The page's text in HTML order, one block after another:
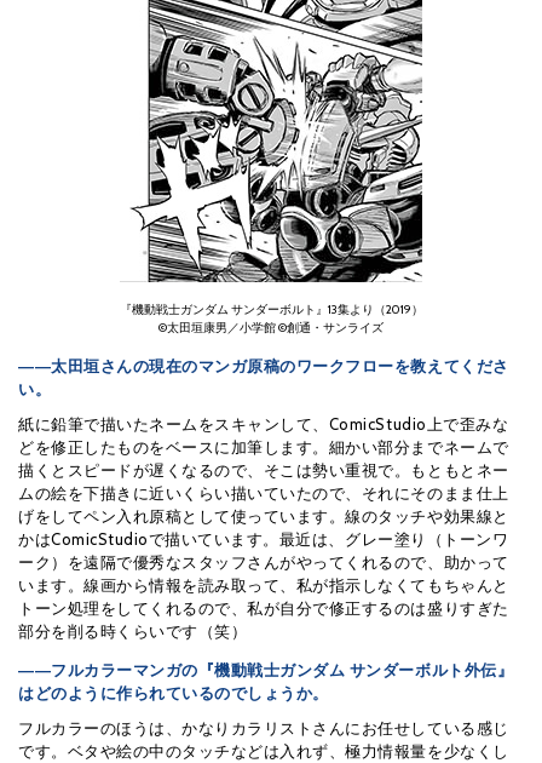
『機動戦士ガンダム サンダーボルト』13集より（2019）
©太田垣康男／小学館 ©創通・サンライズ
――太田垣さんの現在のマンガ原稿のワークフローを教えてくださ
い。
紙に鉛筆で描いたネームをスキャンして、ComicStudio上で歪みな
どを修正したものをベースに加筆します。細かい部分までネームで
描くとスピードが遅くなるので、そこは勢い重視で。もともとネー
ムの絵を下描きに近いくらい描いていたので、それにそのまま仕上
げをしてペン入れ原稿として使っています。線のタッチや効果線と
かはComicStudioで描いています。最近は、グレー塗り（トーンワ
ーク）を遠隔で優秀なスタッフさんがやってくれるので、助かって
います。線画から情報を読み取って、私が指示しなくてもちゃんと
トーン処理をしてくれるので、私が自分で修正するのは盛りすぎた
部分を削る時くらいです（笑）
――フルカラーマンガの『機動戦士ガンダム サンダーボルト外伝』
はどのように作られているのでしょうか。
フルカラーのほうは、かなりカラリストさんにお任せしている感じ
です。ベタや絵の中のタッチなどは入れず、極力情報量を少なくし